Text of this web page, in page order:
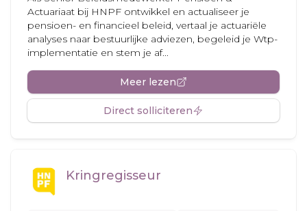
Actuariaat bij HNPF ontwikkel en actualiseer je
pensioen- en financieel beleid, vertaal je actuariële
analyses naar bestuurlijke adviezen, begeleid je Wtp-
implementatie en stem je af...
Meer lezen
Direct solliciteren
Kringregisseur